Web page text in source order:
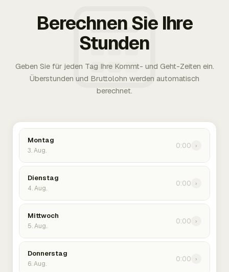
Berechnen Sie Ihre
Stunden
Geben Sie für jeden Tag Ihre Kommt- und Geht-Zeiten ein.
Überstunden und Bruttolohn werden automatisch
berechnet.
Montag
3. Aug.
0:00 ›
Dienstag
4. Aug.
0:00 ›
Mittwoch
5. Aug.
0:00 ›
Donnerstag
6. Aug.
0:00 ›